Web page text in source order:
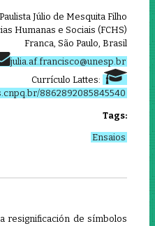
Júlio de Mesquita Filho
Humanas e Sociais (FCHS)
Franca, São Paulo, Brasil
julia.af.francisco@unesp.br
Currículo Lattes:
8862892085845540
Tags:
Ensaios
resignificación de símbolos